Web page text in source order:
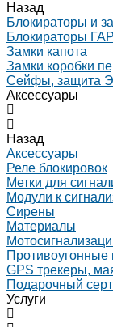
Назад
Блокираторы и
Блокираторы
Замки капота
Замки коробки
Сейфы, защита
Аксессуары
Назад
Аксессуары
Реле блокировок
Метки для
Модули к
Сирены
Материалы
Противоугонные
GPS трекеры,
Подарочный
Услуги